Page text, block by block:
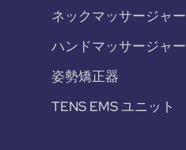
ネックマッサージャー
ハンドマッサージャー
姿勢矯正器
TENS EMS ユニット